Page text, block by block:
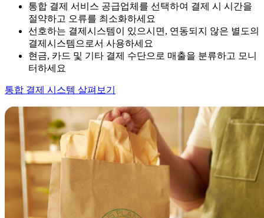
통합 결제 서비스 공급업체를 선택하여 결제 시 시간을
절약하고 오류를 최소화하세요
선호하는 결제시스템이 있으시면, 연동되지 않은 별도의
결제시스템으로서 사용하세요
현금, 카드 및 기타 결제 수단으로 매출을 분류하고 모니
터하세요
통합 결제 시스템 살펴보기